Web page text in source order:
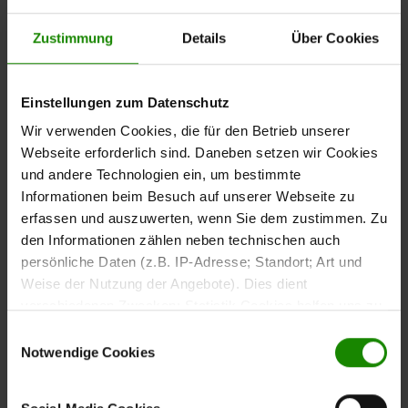
Zustimmung Details Über Cookies
Einstellungen zum Datenschutz
Wir verwenden Cookies, die für den Betrieb unserer
Webseite erforderlich sind. Daneben setzen wir Cookies
und andere Technologien ein, um bestimmte
Informationen beim Besuch auf unserer Webseite zu
erfassen und auszuwerten, wenn Sie dem zustimmen. Zu
den Informationen zählen neben technischen auch
persönliche Daten (z.B. IP-Adresse; Standort; Art und
Weise der Nutzung der Angebote). Dies dient
nutzen, indem sie Informationen sammeln und sie
anonymisiert für statistische Zwecke auszuwerten.
Marketing Cookies helfen uns, Ihnen personalisierte
Notwendige Cookies
Interliving Schlafzimmer Serie
1015 – Bettgestell aus Wildeiche
Das Doppelbettgestell aus der Interliving Schlafzimmer
Serie 1015verbindet natürliche Materialien mit
modernem Design. Diesoft gebürstete Wildeichesorgt
für eine warme und wohnliche Optik. DasKopfteilpolster
mit weichem silberfarbenem Stoffbezugbietet eine
angenehme Rückenlehne beim Lesen oder Entspannen.
Komfortable Liegefläche und
Downloads